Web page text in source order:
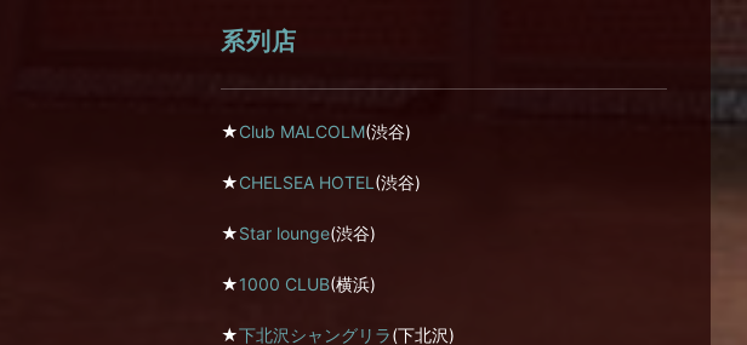
系列店
★Club MALCOLM(渋谷)
★CHELSEA HOTEL (渋谷)
★Star lounge(渋谷)
★1000 CLUB(横浜)
★下北沢シャングリラ(下北沢)